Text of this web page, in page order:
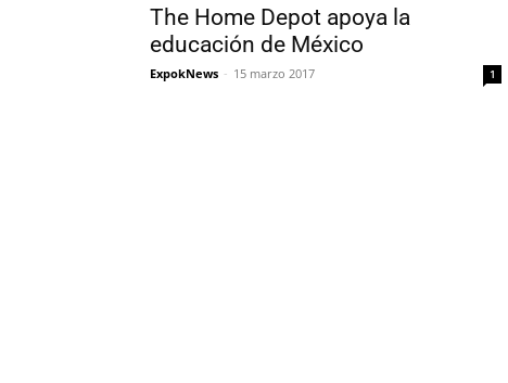
The Home Depot apoya la
educación de México
ExpokNews - 15 marzo 2017 1